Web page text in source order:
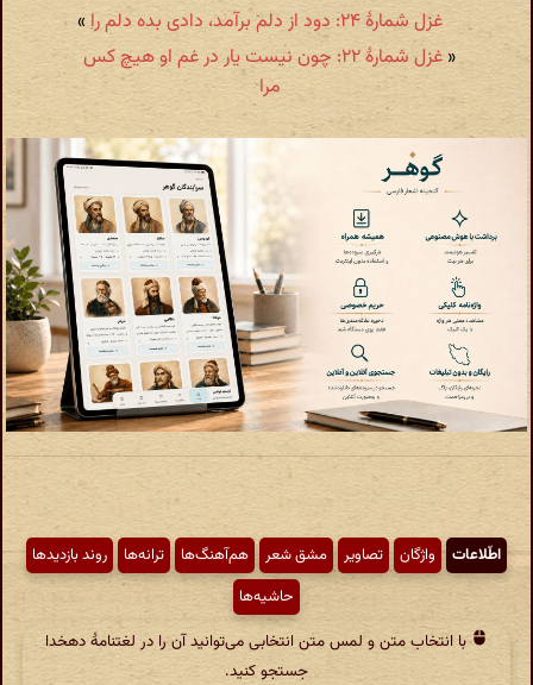
غزل شمارهٔ ۲۴: دود از دلم برآمد، دادی بده دلم را
»
«
غزل شمارهٔ ۲۲: چون نیست یار در غم او هیچ کس
مرا
اطّلاعات واژگان تصاویر مشق شعر هم‌آهنگ‌ها ترانه‌ها
روند بازدیدها
حاشیه‌ها
با انتخاب متن و لمس متن انتخابی می‌توانید آن را در لغتنامهٔ دهخدا
جستجو کنید.